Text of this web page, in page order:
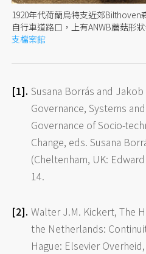
1920年代荷蘭烏特支近郊
自行車道路口，上有ANWB蘑菇形
支檔案館
Susana Borrás and
Governance, Systems
Governance of Socio-
Change, eds. Susana
(Cheltenham, UK:
14.
Walter J.M. Kickert, The
the Netherlands:
Hague: Elsevier